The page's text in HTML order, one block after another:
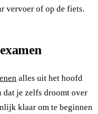
vervoer of op de fiets.
alles uit het hoofd
dat je zelfs droomt over
klaar om te beginnen